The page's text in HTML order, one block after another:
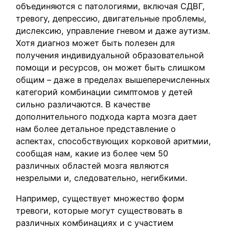
объединяются с патологиями, включая СДВГ,
тревогу, депрессию, двигательные проблемы,
дислексию, управление гневом и даже аутизм.
Хотя диагноз может быть полезен для
получения индивидуальной образовательной
помощи и ресурсов, он может быть слишком
общим – даже в пределах вышеперечисленных
категорий комбинации симптомов у детей
сильно различаются. В качестве
дополнительного подхода карта мозга дает
нам более детальное представление о
аспектах, способствующих корковой аритмии,
сообщая нам, какие из более чем 50
различных областей мозга являются
незрелыми и, следовательно, негибкими.
Например, существует множество форм
тревоги, которые могут существовать в
различных комбинациях и с участием